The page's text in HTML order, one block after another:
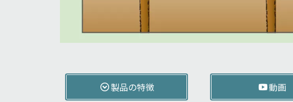
製品の特徴 動画